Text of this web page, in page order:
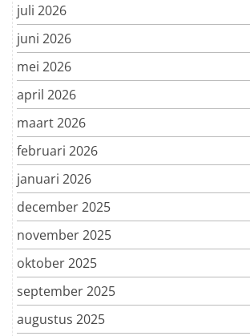
juli 2026
juni 2026
mei 2026
april 2026
maart 2026
februari 2026
januari 2026
december 2025
november 2025
oktober 2025
september 2025
augustus 2025